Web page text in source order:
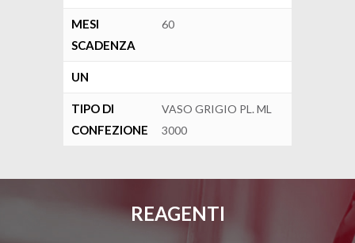
MESI
SCADENZA
60
UN
TIPO DI
CONFEZIONE
VASO GRIGIO PL. ML
3000
REAGENTI